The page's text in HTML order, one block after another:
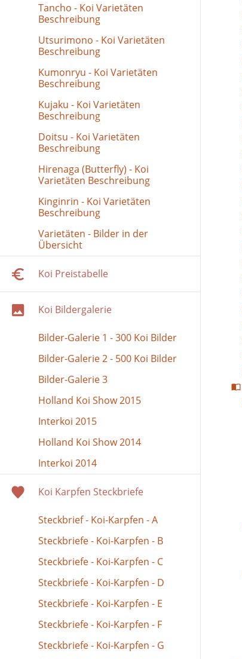
Tancho - Koi Varietäten
Beschreibung
Utsurimono - Koi Varietäten
Beschreibung
Kumonryu - Koi Varietäten
Beschreibung
Kujaku - Koi Varietäten
Beschreibung
Doitsu - Koi Varietäten
Beschreibung
Hirenaga (Butterfly) - Koi
Varietäten Beschreibung
Kinginrin - Koi Varietäten
Beschreibung
Varietäten - Bilder in der
Übersicht
Koi Preistabelle
Koi Bildergalerie
Bilder-Galerie 1 - 300 Koi Bilder
Bilder-Galerie 2 - 500 Koi Bilder
Bilder-Galerie 3
Holland Koi Show 2015
Interkoi 2015
Holland Koi Show 2014
Interkoi 2014
Koi Karpfen Steckbriefe
Steckbrief - Koi-Karpfen - A
Steckbriefe - Koi-Karpfen - B
Steckbriefe - Koi-Karpfen - C
Steckbriefe - Koi-Karpfen - D
Steckbriefe - Koi-Karpfen - E
Steckbriefe - Koi-Karpfen - F
Steckbriefe - Koi-Karpfen - G